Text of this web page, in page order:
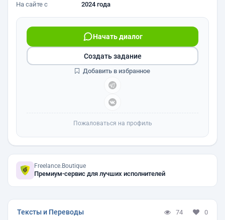
На сайте с
2024 года
Начать диалог
Создать задание
Добавить в избранное
Пожаловаться на профиль
Freelance.Boutique
Премиум-сервис для лучших исполнителей
Тексты и Переводы 74 0